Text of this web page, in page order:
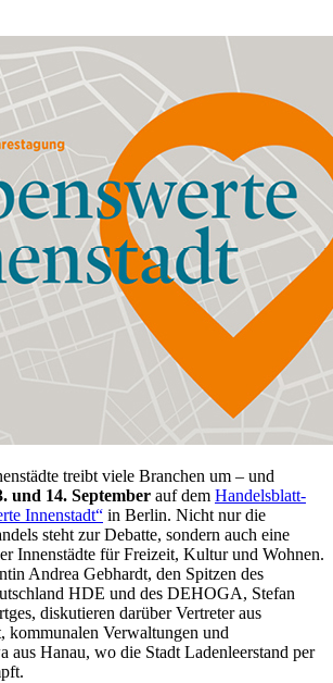
treibt viele Branchen um – und
und 14. September auf dem Handelsblatt-
Innenstadt“ in Berlin. Nicht nur die
steht zur Debatte, sondern auch eine
Innenstädte für Freizeit, Kultur und Wohnen.
­Andrea Gebhardt, den Spitzen des
HDE und des DEHOGA, Stefan
diskutieren darüber Vertreter aus
kommunalen Verwaltungen und
aus Hanau, wo die Stadt Ladenleerstand per